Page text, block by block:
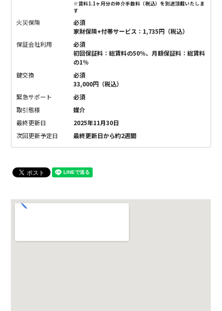
※賃料1.1ヶ月分の仲介手数料（税込）を別途頂戴いたしま
す
火災保険
必須
家財保険+付帯サービス：1,735円（税込）
保証会社利用
必須
初回保証料：総賃料の50％、月額保証料：総賃料
の1％
鍵交換
必須
33,000円（税込）
緊急サポート
必須
取引態様
媒介
最終更新日
2025年11月30日
次回更新予定日
最終更新日から約2週間